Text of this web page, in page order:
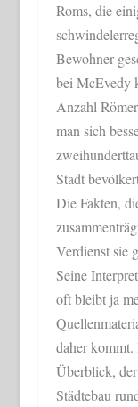
Roms, die
Bewohner
bei McEvedy
Anzahl
man sich
Stadt
Die Fakten,
Verdienst sie
Seine
oft bleibt ja
daher
Überblick,
Städtebau